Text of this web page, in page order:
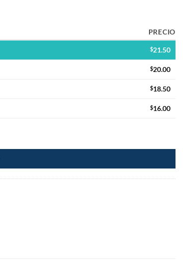
PRECIO
$21.50
$20.00
$18.50
$16.00